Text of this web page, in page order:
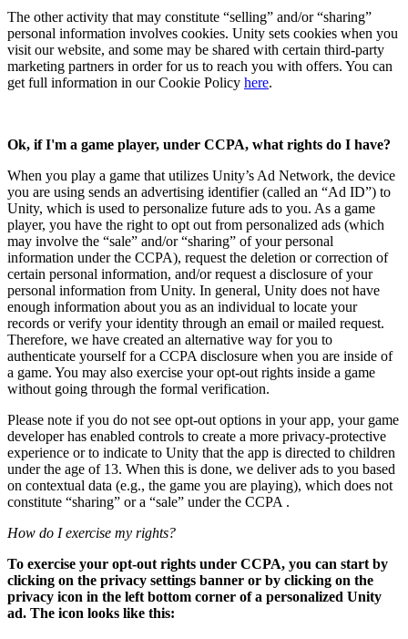
The other activity that may constitute “selling” and/or “sharing”
personal information involves cookies. Unity sets cookies when you
visit our website, and some may be shared with certain third-party
marketing partners in order for us to reach you with offers. You can
get full information in our Cookie Policy here.
Ok, if I'm a game player, under CCPA, what rights do I have?
When you play a game that utilizes Unity’s Ad Network, the device
you are using sends an advertising identifier (called an “Ad ID”) to
Unity, which is used to personalize future ads to you. As a game
player, you have the right to opt out from personalized ads (which
may involve the “sale” and/or “sharing” of your personal
information under the CCPA), request the deletion or correction of
certain personal information, and/or request a disclosure of your
personal information from Unity. In general, Unity does not have
enough information about you as an individual to locate your
records or verify your identity through an email or mailed request.
Therefore, we have created an alternative way for you to
authenticate yourself for a CCPA disclosure when you are inside of
a game. You may also exercise your opt-out rights inside a game
without going through the formal verification.
Please note if you do not see opt-out options in your app, your game
developer has enabled controls to create a more privacy-protective
experience or to indicate to Unity that the app is directed to children
under the age of 13. When this is done, we deliver ads to you based
on contextual data (e.g., the game you are playing), which does not
constitute “sharing” or a “sale” under the CCPA .
How do I exercise my rights?
To exercise your opt-out rights under CCPA, you can start by
clicking on the privacy settings banner or by clicking on the
privacy icon in the left bottom corner of a personalized Unity
ad. The icon looks like this: